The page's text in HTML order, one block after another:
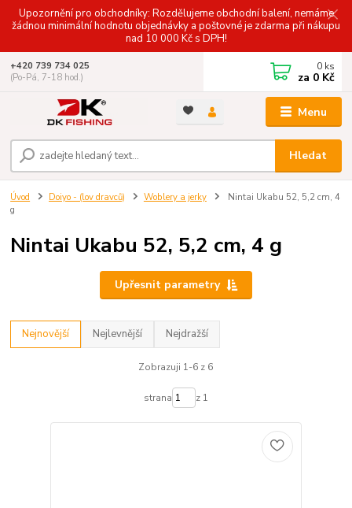
Upozornění pro obchodníky: Rozdělujeme obchodní balení, nemáme
žádnou minimální hodnotu objednávky a poštovné je zdarma při nákupu
nad 10 000 Kč s DPH!
Menu
Hledat
+420 739 734 025
(Po-Pá, 7-18 hod.)
0 ks
za 0 Kč
Úvod Doiyo - (lov dravců) Woblery a jerky
Nintai Ukabu 52, 5,2 cm, 4
g
Nintai Ukabu 52, 5,2 cm, 4 g
Upřesnit parametry
Nejnovější Nejlevnější Nejdražší
Zobrazuji 1-6 z 6
strana z 1